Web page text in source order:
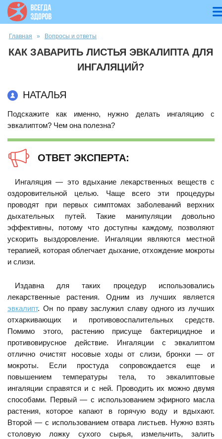
Вы здесь
Главная » Вопросы и ответы
КАК ЗАВАРИТЬ ЛИСТЬЯ ЭВКАЛИПТА ДЛЯ
ИНГАЛЯЦИЙ?
НАТАЛЬЯ
Подскажите как именно, нужно делать ингаляцию с
эвкалиптом? Чем она полезна?
ОТВЕТ ЭКСПЕРТА:
Ингаляция — это вдыхание лекарственных веществ с
оздоровительной целью. Чаще всего эти процедуры
проводят при первых симптомах заболеваний верхних
дыхательных путей. Такие манипуляции довольно
эффективны, потому что доступны каждому, позволяют
ускорить выздоровление. Ингаляции являются местной
терапией, которая облегчает дыхание, отхождение мокроты
и слизи.
Издавна для таких процедур использовались
лекарственные растения. Одним из лучших является
эвкалипт. Он по праву заслужил славу одного из лучших
отхаркивающих и противовоспалительных средств.
Помимо этого, растению присуще бактерицидное и
противовирусное действие. Ингаляции с эвкалиптом
отлично очистят носовые ходы от слизи, бронхи — от
мокроты. Если простуда сопровождается еще и
повышением температуры тела, то эвкалиптовые
ингаляции справятся и с ней. Проводить их можно двумя
способами. Первый — с использованием эфирного масла
растения, которое капают в горячую воду и вдыхают.
Второй — с использованием отвара листьев. Нужно взять
столовую ложку сухого сырья, измельчить, залить